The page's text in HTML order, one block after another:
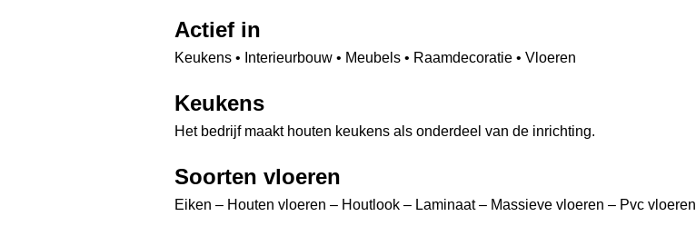
Actief in
Keukens • Interieurbouw • Meubels • Raamdecoratie • Vloeren
Keukens
Het bedrijf maakt houten keukens als onderdeel van de inrichting.
Soorten vloeren
Eiken – Houten vloeren – Houtlook – Laminaat – Massieve vloeren – Pvc vloeren